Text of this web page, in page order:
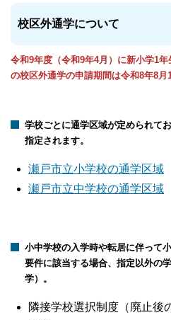
校区外通学について
令和9年度（令和9年4月）に新小学1
の校区外通学の申請期間は令和8年8月
学校ごとに通学区域が定められて
指定されます。
瀬戸市立小学校の通学区域
瀬戸市立中学校の通学区域
小中学校の入学時や転居に伴って
要件に該当する場合、指定以外の
学）。
隣接学校選択制度（廃止後